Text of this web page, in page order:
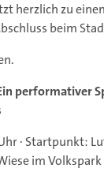
herzlich zu
beim
performativer
· Startpunkt:
im Volkspark